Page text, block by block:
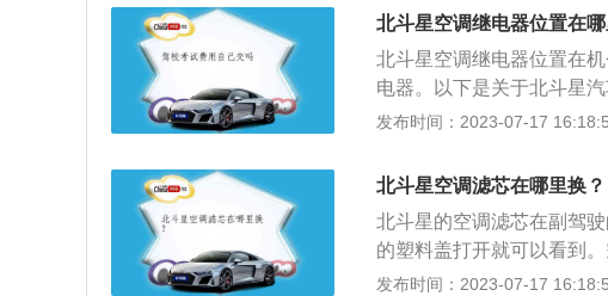
效分隔空气中，灰尘、芯
司乘人员不会过敏反应而
入的作用，活性炭系列空
粒活性炭本身的物理性能
比较的话，活性炭系列空
北斗星空调继电器位置在哪
北斗星空调继电器位置在
电器。以下是关于北斗星
微型汽车，这款车在国内
机的最大功率转速为6000
箱：这款发动机搭载了多
机匹配的是5速手动变速箱
75毫米，1670毫米，轴距
发布时间：2023-07-17
北斗星空调滤芯在哪里换？
北斗星的空调滤芯在副驾
的塑料盖打开就可以看到
门用于汽车室厢内空气净
发布时间：2023-07-17